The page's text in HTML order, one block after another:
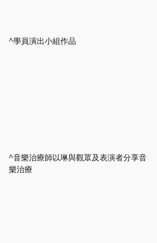
^學員演出小組作品
^音樂治療師以琳與觀眾及表演者分享音
樂治療